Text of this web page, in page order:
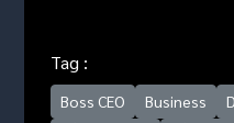
Tag :
Boss CEO Business